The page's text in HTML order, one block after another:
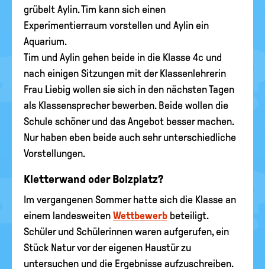
grübelt Aylin. Tim kann sich einen
Experimentierraum vorstellen und Aylin ein
Aquarium.
Tim und Aylin gehen beide in die Klasse 4c und
nach einigen Sitzungen mit der Klassenlehrerin
Frau Liebig wollen sie sich in den nächsten Tagen
als Klassensprecher bewerben. Beide wollen die
Schule schöner und das Angebot besser machen.
Nur haben eben beide auch sehr unterschiedliche
Vorstellungen.
Kletterwand oder Bolzplatz?
Im vergangenen Sommer hatte sich die Klasse an
einem landesweiten Wettbewerb beteiligt.
Schüler und Schülerinnen waren aufgerufen, ein
Stück Natur vor der eigenen Haustür zu
untersuchen und die Ergebnisse aufzuschreiben.